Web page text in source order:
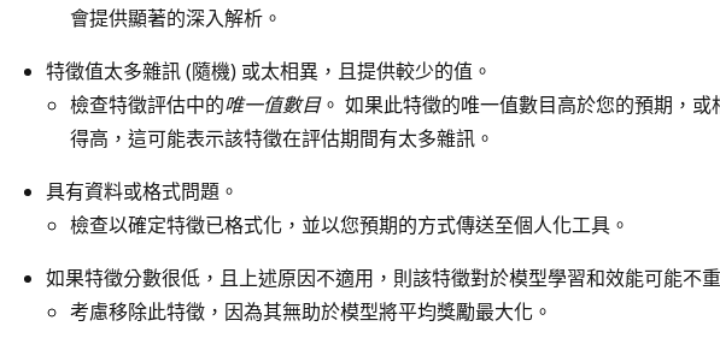
會提供顯著的深入解析。
特徵值太多雜訊 (隨機) 或太相異，且提供較少的值。
檢查特徵評估中的唯一值數目。 如果此特徵的唯一值數目高於您的預期，或
得高，這可能表示該特徵在評估期間有太多雜訊。
具有資料或格式問題。
檢查以確定特徵已格式化，並以您預期的方式傳送至個人化工具。
如果特徵分數很低，且上述原因不適用，則該特徵對於模型學習和效能可能不
考慮移除此特徵，因為其無助於模型將平均獎勵最大化。